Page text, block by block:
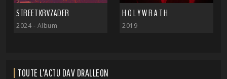
STREET KRVZADER
2024 - Album
H O L Y W R A T H
2019
TOUTE L'ACTU DAV DRALLEON